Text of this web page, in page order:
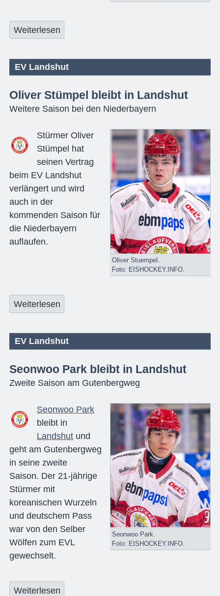
Weiterlesen
EV Landshut
Oliver Stümpel bleibt in Landshut
Weitere Saison bei den Niederbayern
Oliver Stuempel.
Foto: EISHOCKEY.INFO.
Stürmer Oliver
Stümpel hat
seinen Vertrag
beim EV Landshut
verlängert und wird
auch in der
kommenden Saison für
die Niederbayern
auflaufen.
Weiterlesen
EV Landshut
Seonwoo Park bleibt in Landshut
Zweite Saison am Gutenbergweg
Seonwoo Park.
Foto: EISHOCKEY.INFO.
Seonwoo Park
bleibt in
Landshutund
geht am Gutenbergweg
in seine zweite
Saison. Der 21-jährige
Stürmer mit
koreanischen Wurzeln
und deutschem Pass
war von den Selber
Wölfen zum EVL
gewechselt.
Weiterlesen